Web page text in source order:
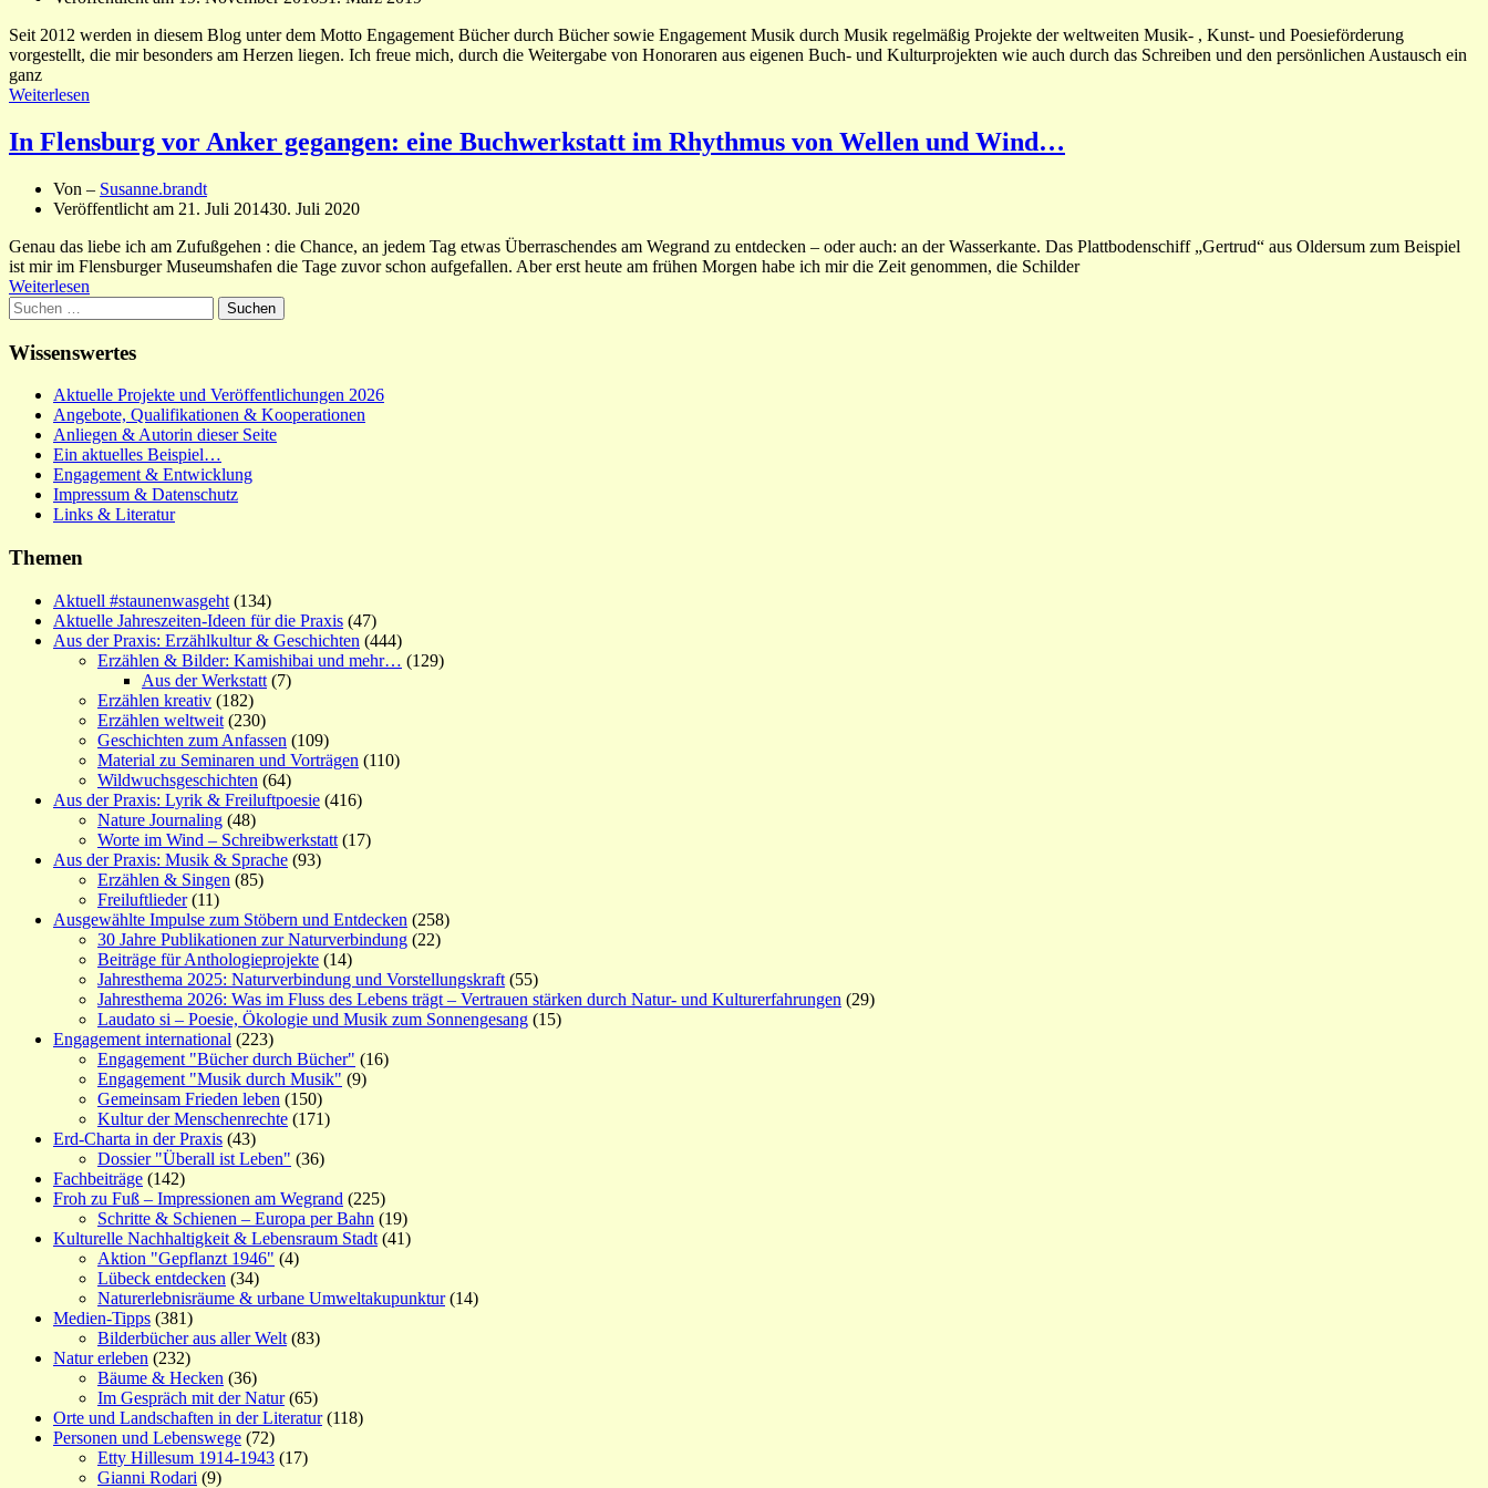
Seit 2012 werden in diesem Blog unter dem Motto Engagement Bücher durch Bücher sowie Engagement Musik durch Musik regelmäßig Projekte der weltweiten Musik- , Kunst- und Poesieförderung
vorgestellt, die mir besonders am Herzen liegen. Ich freue mich, durch die Weitergabe von Honoraren aus eigenen Buch- und Kulturprojekten wie auch durch das Schreiben und den persönlichen Austausch ein
ganz
Weiterlesen
In Flensburg vor Anker gegangen: eine Buchwerkstatt im Rhythmus von Wellen und Wind…
Von – Susanne.brandt
Veröffentlicht am 21. Juli 201430. Juli 2020
Genau das liebe ich am Zufußgehen : die Chance, an jedem Tag etwas Überraschendes am Wegrand zu entdecken – oder auch: an der Wasserkante. Das Plattbodenschiff „Gertrud“ aus Oldersum zum Beispiel
ist mir im Flensburger Museumshafen die Tage zuvor schon aufgefallen. Aber erst heute am frühen Morgen habe ich mir die Zeit genommen, die Schilder
Weiterlesen
Suchen
nach:
Wissenswertes
Aktuelle Projekte und Veröffentlichungen 2026
Angebote, Qualifikationen & Kooperationen
Anliegen & Autorin dieser Seite
Ein aktuelles Beispiel…
Engagement & Entwicklung
Impressum & Datenschutz
Links & Literatur
Themen
Aktuell #staunenwasgeht (134)
Aktuelle Jahreszeiten-Ideen für die Praxis (47)
Aus der Praxis: Erzählkultur & Geschichten (444)
Erzählen & Bilder: Kamishibai und mehr… (129)
Aus der Werkstatt (7)
Erzählen kreativ (182)
Erzählen weltweit (230)
Geschichten zum Anfassen (109)
Material zu Seminaren und Vorträgen (110)
Wildwuchsgeschichten (64)
Aus der Praxis: Lyrik & Freiluftpoesie (416)
Nature Journaling (48)
Worte im Wind – Schreibwerkstatt (17)
Aus der Praxis: Musik & Sprache (93)
Erzählen & Singen (85)
Freiluftlieder(11)
Ausgewählte Impulse zum Stöbern und Entdecken (258)
30 Jahre Publikationen zur Naturverbindung (22)
Beiträge für Anthologieprojekte (14)
Jahresthema 2025: Naturverbindung und Vorstellungskraft (55)
Jahresthema 2026: Was im Fluss des Lebens trägt – Vertrauen stärken durch Natur- und Kulturerfahrungen (29)
Laudato si – Poesie, Ökologie und Musik zum Sonnengesang (15)
Engagement international (223)
Engagement "Bücher durch Bücher" (16)
Engagement "Musik durch Musik" (9)
Gemeinsam Frieden leben (150)
Kultur der Menschenrechte (171)
Erd-Charta in der Praxis (43)
Dossier "Überall ist Leben" (36)
Fachbeiträge (142)
Froh zu Fuß – Impressionen am Wegrand (225)
Schritte & Schienen – Europa per Bahn (19)
Kulturelle Nachhaltigkeit & Lebensraum Stadt (41)
Aktion "Gepflanzt 1946" (4)
Lübeck entdecken (34)
Naturerlebnisräume & urbane Umweltakupunktur(14)
Medien-Tipps (381)
Bilderbücher aus aller Welt (83)
Natur erleben (232)
Bäume & Hecken (36)
Im Gespräch mit der Natur(65)
Orte und Landschaften in der Literatur(118)
Personen und Lebenswege (72)
Etty Hillesum 1914-1943 (17)
Gianni Rodari (9)